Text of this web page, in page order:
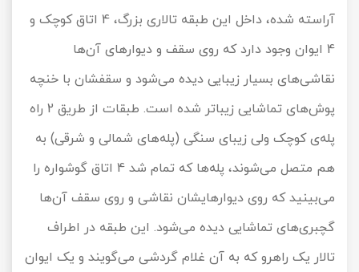
آراسته شده، داخل این طبقه تالاری بزرگ، 4 اتاق کوچک و
4 ایوان وجود دارد که روی سقف و دیوارهای آن‌ها
نقاشی‌های بسیار زیبایی دیده می‌شود و سقفشان با خنچه
پوش‌های تماشایی زیباتر شده است. طبقات از طریق 2 راه
پله‌ی کوچک ولی زیبای سنگی (پله‌های شمالی و شرقی) به
هم متصل می‌شوند، پله‌ها که تمام شد 4 اتاق گوشواره را
می‌بینید که روی دیوارهایشان نقاشی و روی سقف آن‌ها
گچبری‌های تماشایی دیده می‌شود. این طبقه در اطراف
تالار یک راهرو که به آن غلام گردشی می‌گویند و یک ایوان